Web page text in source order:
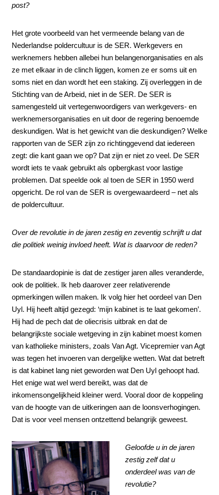
post?
Het grote voorbeeld van het vermeende belang van de
Nederlandse poldercultuur is de SER. Werkgevers en
werknemers hebben allebei hun belangenorganisaties en als
ze met elkaar in de clinch liggen, komen ze er soms uit en
soms niet en dan wordt het een staking. Zij overleggen in de
Stichting van de Arbeid, niet in de SER. De SER is
samengesteld uit vertegenwoordigers van werkgevers- en
werknemersorganisaties en uit door de regering benoemde
deskundigen. Wat is het gewicht van die deskundigen? Welke
rapporten van de SER zijn zo richtinggevend dat iedereen
zegt: die kant gaan we op? Dat zijn er niet zo veel. De SER
wordt iets te vaak gebruikt als opbergkast voor lastige
problemen. Dat speelde ook al toen de SER in 1950 werd
opgericht. De rol van de SER is overgewaardeerd – net als
de poldercultuur.
Over de revolutie in de jaren zestig en zeventig schrijft u dat
die politiek weinig invloed heeft. Wat is daarvoor de reden?
De standaardopinie is dat de zestiger jaren alles veranderde,
ook de politiek. Ik heb daarover zeer relativerende
opmerkingen willen maken. Ik volg hier het oordeel van Den
Uyl. Hij heeft altijd gezegd: ‘mijn kabinet is te laat gekomen’.
Hij had de pech dat de oliecrisis uitbrak en dat de
belangrijkste sociale wetgeving in zijn kabinet moest komen
van katholieke ministers, zoals Van Agt. Vicepremier van Agt
was tegen het invoeren van dergelijke wetten. Wat dat betreft
is dat kabinet lang niet geworden wat Den Uyl gehoopt had.
Het enige wat wel werd bereikt, was dat de
inkomensongelijkheid kleiner werd. Vooral door de koppeling
van de hoogte van de uitkeringen aan de loonsverhogingen.
Dat is voor veel mensen ontzettend belangrijk geweest.
Geloofde u in de jaren
zestig zelf dat u
onderdeel was van de
revolutie?